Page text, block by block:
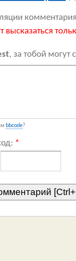
высказаться
, за тобой могут
bbcode?
*